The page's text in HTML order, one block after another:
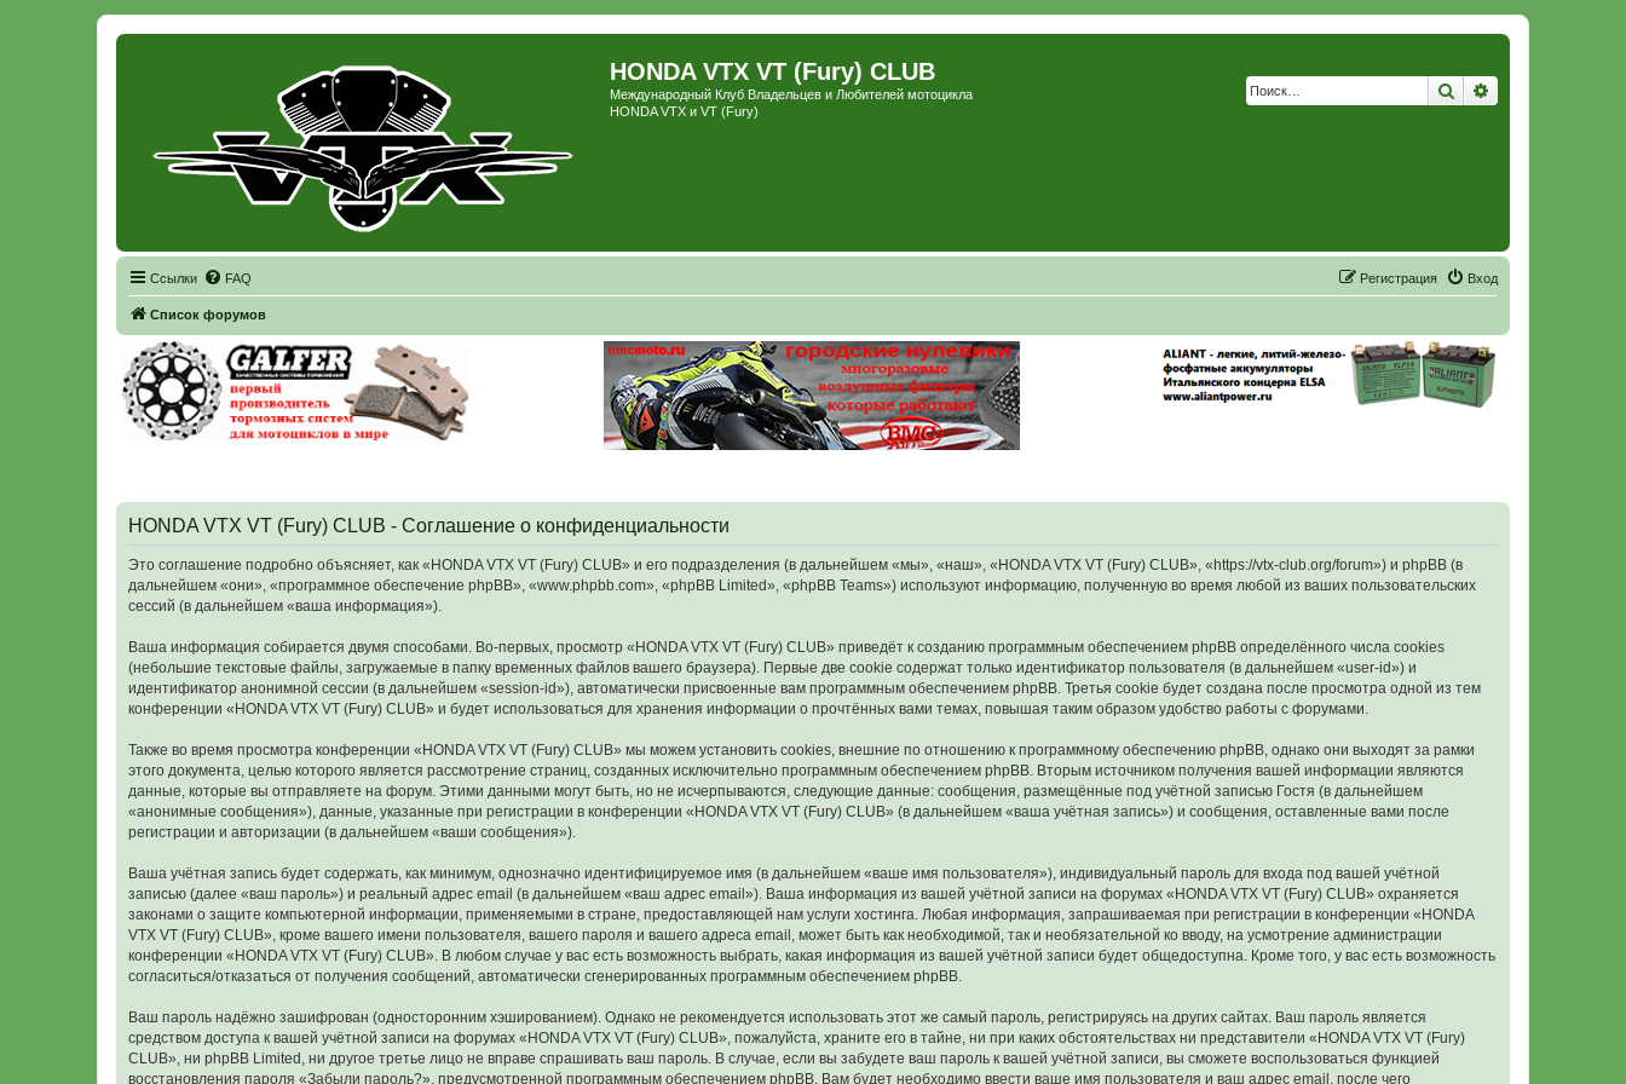
HONDA VTX VT (Fury) CLUB
Международный Клуб Владельцев и Любителей мотоцикла
HONDA VTX и VT (Fury)
Поиск
Ссылки FAQ Вход
Регистрация
Список форумов
HONDA VTX VT (Fury) CLUB - Соглашение о конфиденциальности
Это соглашение подробно объясняет, как «HONDA VTX VT (Fury) CLUB» и его подразделения (в дальнейшем «мы», «наш», «HONDA VTX VT (Fury) CLUB», «https://vtx-club.org/forum») и phpBB (в
дальнейшем «они», «программное обеспечение phpBB», «www.phpbb.com», «phpBB Limited», «phpBB Teams») используют информацию, полученную во время любой из ваших пользовательских
сессий (в дальнейшем «ваша информация»).
Ваша информация собирается двумя способами. Во-первых, просмотр «HONDA VTX VT (Fury) CLUB» приведёт к созданию программным обеспечением phpBB определённого числа cookies
(небольшие текстовые файлы, загружаемые в папку временных файлов вашего браузера). Первые две cookie содержат только идентификатор пользователя (в дальнейшем «user-id») и
идентификатор анонимной сессии (в дальнейшем «session-id»), автоматически присвоенные вам программным обеспечением phpBB. Третья cookie будет создана после просмотра одной из тем
конференции «HONDA VTX VT (Fury) CLUB» и будет использоваться для хранения информации о прочтённых вами темах, повышая таким образом удобство работы с форумами.
Также во время просмотра конференции «HONDA VTX VT (Fury) CLUB» мы можем установить cookies, внешние по отношению к программному обеспечению phpBB, однако они выходят за рамки
этого документа, целью которого является рассмотрение страниц, созданных исключительно программным обеспечением phpBB. Вторым источником получения вашей информации являются
данные, которые вы отправляете на форум. Этими данными могут быть, но не исчерпываются, следующие данные: сообщения, размещённые под учётной записью Гостя (в дальнейшем
«анонимные сообщения»), данные, указанные при регистрации в конференции «HONDA VTX VT (Fury) CLUB» (в дальнейшем «ваша учётная запись») и сообщения, оставленные вами после
регистрации и авторизации (в дальнейшем «ваши сообщения»).
Ваша учётная запись будет содержать, как минимум, однозначно идентифицируемое имя (в дальнейшем «ваше имя пользователя»), индивидуальный пароль для входа под вашей учётной
записью (далее «ваш пароль») и реальный адрес email (в дальнейшем «ваш адрес email»). Ваша информация из вашей учётной записи на форумах «HONDA VTX VT (Fury) CLUB» охраняется
законами о защите компьютерной информации, применяемыми в стране, предоставляющей нам услуги хостинга. Любая информация, запрашиваемая при регистрации в конференции «HONDA
VTX VT (Fury) CLUB», кроме вашего имени пользователя, вашего пароля и вашего адреса email, может быть как необходимой, так и необязательной ко вводу, на усмотрение администрации
конференции «HONDA VTX VT (Fury) CLUB». В любом случае у вас есть возможность выбрать, какая информация из вашей учётной записи будет общедоступна. Кроме того, у вас есть возможность
согласиться/отказаться от получения сообщений, автоматически сгенерированных программным обеспечением phpBB.
Ваш пароль надёжно зашифрован (односторонним хэшированием). Однако не рекомендуется использовать этот же самый пароль, регистрируясь на других сайтах. Ваш пароль является
средством доступа к вашей учётной записи на форумах «HONDA VTX VT (Fury) CLUB», пожалуйста, храните его в тайне, ни при каких обстоятельствах ни представители «HONDA VTX VT (Fury)
CLUB», ни phpBB Limited, ни другое третье лицо не вправе спрашивать ваш пароль. В случае, если вы забудете ваш пароль к вашей учётной записи, вы сможете воспользоваться функцией
восстановления пароля «Забыли пароль?», предусмотренной программным обеспечением phpBB. Вам будет необходимо ввести ваше имя пользователя и ваш адрес email, после чего